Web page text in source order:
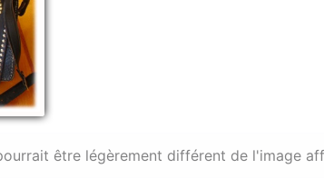
être légèrement différent de l'image